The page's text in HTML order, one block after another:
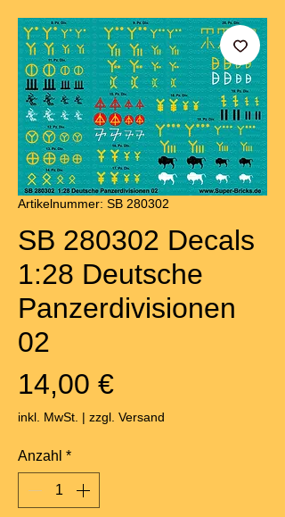
Artikelnummer: SB 280302
SB 280302 Decals
1:28 Deutsche
Panzerdivisionen
02
14,00 €Preis
inkl. MwSt. | zzgl. Versand
Anzahl *